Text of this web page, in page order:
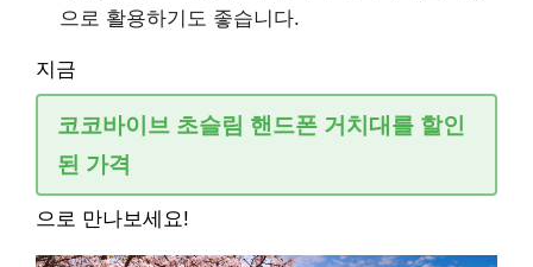
으로 활용하기도 좋습니다.
지금
코코바이브 초슬림 핸드폰 거치대를 할인
된 가격
으로 만나보세요!